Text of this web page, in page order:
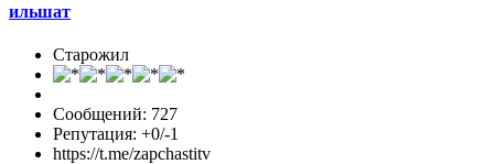
ильшат
Старожил
Сообщений: 727
Репутация: +0/-1
https://t.me/zapchastitv